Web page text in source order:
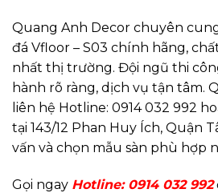
Quang Anh Decor chuyên
đá Vfloor – S03 chính hãng,
nhất thị trường. Đội ngũ thi
hành rõ ràng, dịch vụ tận tâm.
liên hệ Hotline: 0914 032 992
tại 143/12 Phan Huy Ích, Quận
vấn và chọn mẫu sàn phù hợp
Gọi ngay Hotline: 0914 032 992